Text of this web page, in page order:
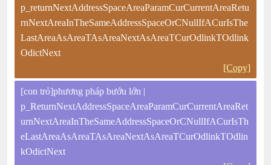
p_returnNextAddressSpaceAreaParamCurCurrentAreaRetu
rnNextAreaInTheSameAddressSpaceOrCNullIfACurIsThe
LastAreaAsAreaTAsAreaNextAsAreaTCurOdlinkTOdlink
OdictNext
[Copy]
[con trỏ]phương pháp bướu lớn |
p_ReturnNextAddressSpaceAreaParamCurCurrentAreaRet
urnNextAreaInTheSameAddressSpaceOrCNullIfACurIsTh
eLastAreaAsAreaTAsAreaNextAsAreaTCurOdlinkTOdlin
kOdictNext